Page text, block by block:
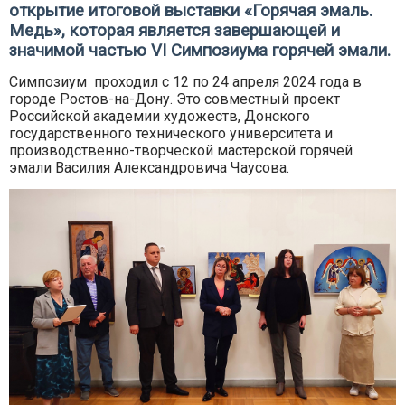
открытие итоговой выставки «Горячая эмаль.
Медь», которая является завершающей и
значимой частью VI Симпозиума горячей эмали.
Симпозиум проходил с 12 по 24 апреля 2024 года в
городе Ростов-на-Дону. Это совместный проект
Российской академии художеств, Донского
государственного технического университета и
производственно-творческой мастерской горячей
эмали Василия Александровича Чаусова.